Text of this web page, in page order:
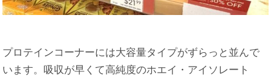
プロテインコーナーには大容量タイプがずらっと並んで
います。吸収が早くて高純度のホエイ・アイソレート